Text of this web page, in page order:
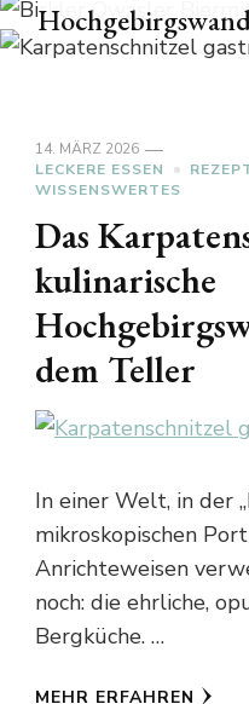
14. MÄRZ 2026
LECKERE ESSEN
WISSENSWERTES
Das
kulinarische
dem Teller
In einer Welt, in der
mikroskopischen
Anrichteweisen
noch: die ehrliche,
Bergküche. …
MEHR ERFAHREN